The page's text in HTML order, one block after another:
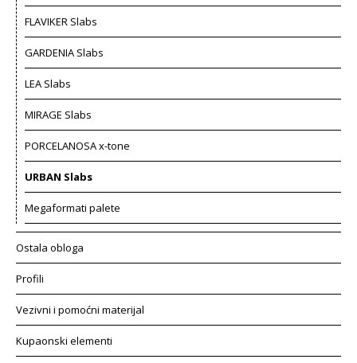
FLAVIKER Slabs
GARDENIA Slabs
LEA Slabs
MIRAGE Slabs
PORCELANOSA x-tone
URBAN Slabs
Megaformati palete
Ostala obloga
Profili
Vezivni i pomoćni materijal
Kupaonski elementi